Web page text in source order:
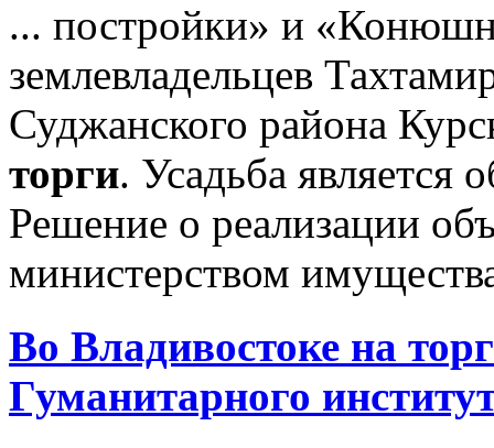
... постройки» и
землевладельцев
Суджанского района
торги. Усадьба является
Решение о реализации
министерством
Во Владивостоке на
Гуманитарного